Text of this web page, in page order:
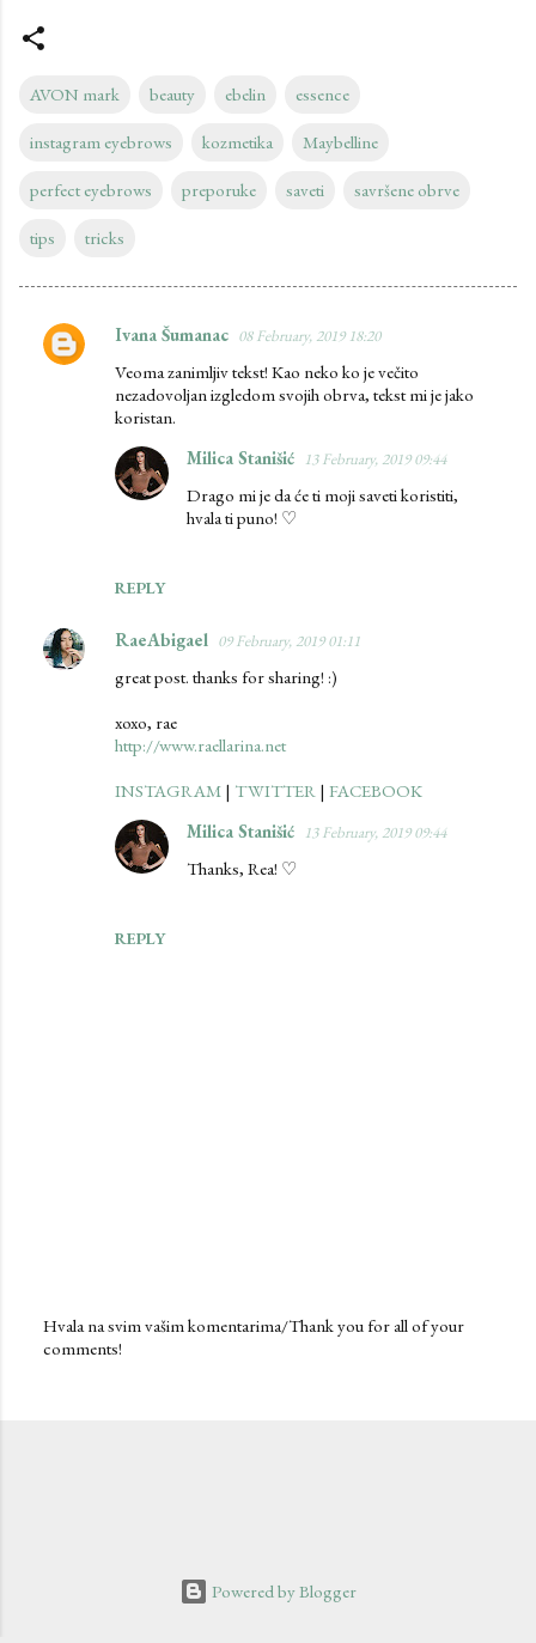
AVON mark beauty ebelin essence
instagram eyebrows kozmetika Maybelline
perfect eyebrows preporuke saveti savršene obrve
tips tricks
C
Ivana Šumanac 08 February, 2019 18:20
Veoma zanimljiv tekst! Kao neko ko je večito
nezadovoljan izgledom svojih obrva, tekst mi je jako
koristan.
REPLY
Milica Stanišić 13 February, 2019 09:44
Drago mi je da će ti moji saveti koristiti,
hvala ti puno! ♡
RaeAbigael 09 February, 2019 01:11
great post. thanks for sharing! :)
xoxo, rae
http://www.raellarina.net
INSTAGRAM | TWITTER | FACEBOOK
REPLY
Milica Stanišić 13 February, 2019 09:44
Thanks, Rea! ♡
P
Hvala na svim vašim komentarima/Thank you for all of your
comments!
Powered by Blogger